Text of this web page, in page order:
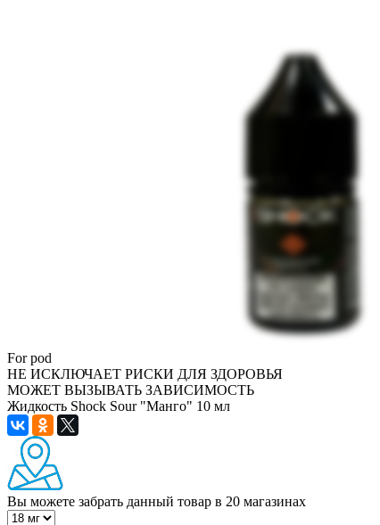
For pod
НЕ ИСКЛЮЧАЕТ РИСКИ ДЛЯ ЗДОРОВЬЯ
МОЖЕТ ВЫЗЫВАТЬ ЗАВИСИМОСТЬ
Жидкость Shock Sour "Манго" 10 мл
Вы можете забрать данный товар в 20 магазинах